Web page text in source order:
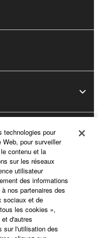
technologies pour
pour surveiller
contenu et la
sur les réseaux
utilisateur
des informations
nos partenaires des
sociaux et de
les cookies »,
d'autres
sur l'utilisation des